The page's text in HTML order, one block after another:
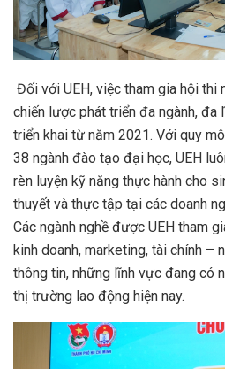
Đối với UEH, việc tham gia hội thi
chiến lược phát triển đa ngành,
triển khai từ năm 2021. Với quy
38 ngành đào tạo đại học, UEH
rèn luyện kỹ năng thực hành cho
thuyết và thực tập tại các doanh
Các ngành nghề được UEH tham
kinh doanh, marketing, tài chính –
thông tin, những lĩnh vực đang có
thị trường lao động hiện nay.